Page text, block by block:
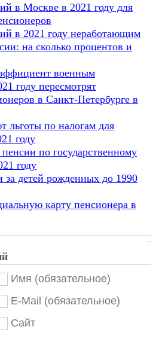
в Москве в 2021 году для
в 2021 году неработающим
на сколько процентов и
военным
году пересмотрят
в Санкт-Петербурге в
льготы по налогам для
году
по государственному
году
за детей рожденных до 1990
карту пенсионера в
Имя (обязательное)
E-Mail (обязательное)
Сайт